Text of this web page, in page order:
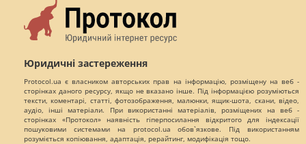
Юридичні застереження
Protocol.ua є власником авторських прав на інформацію, розміщену на веб -
сторінках даного ресурсу, якщо не вказано інше. Під інформацією розуміються
тексти, коментарі, статті, фотозображення, малюнки, ящик-шота, скани, відео,
аудіо, інші матеріали. При використанні матеріалів, розміщених на веб -
сторінках «Протокол» наявність гіперпосилання відкритого для індексації
пошуковими системами на protocol.ua обов`язкове. Під використанням
розуміється копіювання, адаптація, рерайтинг, модифікація тощо.